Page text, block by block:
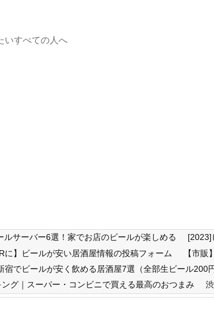
いすべての人へ
サーバー6選！家でお店のビールが楽しめる
[2023]
に】ビールが安い居酒屋情報の投稿フォーム
【市
宿でビールが安く飲める居酒屋7選（全部生ビール200
グ｜スーパー・コンビニで買える最高のおつまみ